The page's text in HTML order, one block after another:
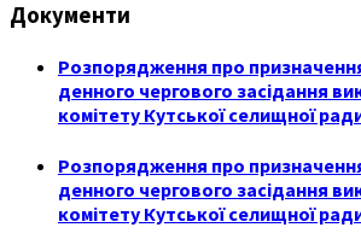
Документи
Розпорядження про
денного чергового засідання
комітету Кутської селищної
Розпорядження про
денного чергового засідання
комітету Кутської селищної